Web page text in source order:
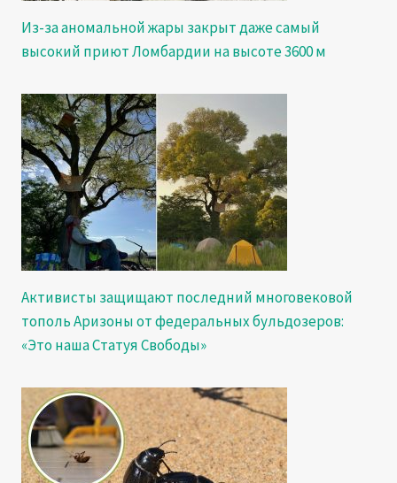
Из-за аномальной жары закрыт даже самый
высокий приют Ломбардии на высоте 3600 м
Активисты защищают последний многовековой
тополь Аризоны от федеральных бульдозеров:
«Это наша Статуя Свободы»